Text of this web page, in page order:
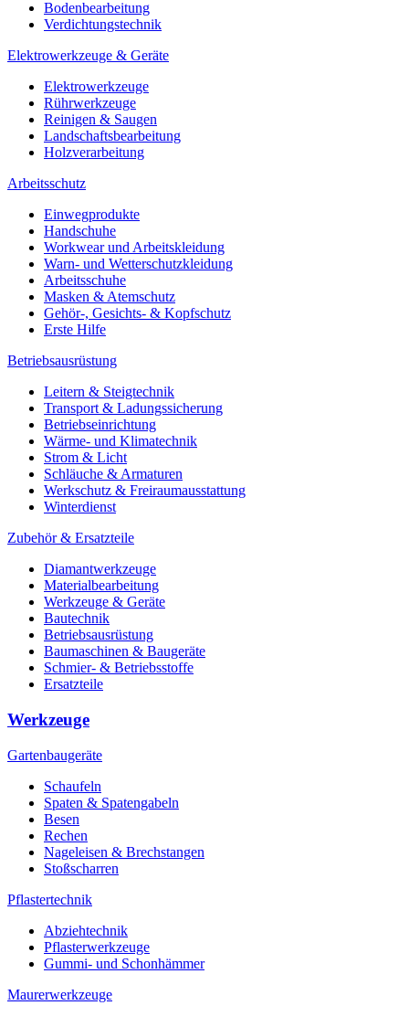
Bodenbearbeitung
Verdichtungstechnik
Elektrowerkzeuge & Geräte
Elektrowerkzeuge
Rührwerkzeuge
Reinigen & Saugen
Landschaftsbearbeitung
Holzverarbeitung
Arbeitsschutz
Einwegprodukte
Handschuhe
Workwear und Arbeitskleidung
Warn- und Wetterschutzkleidung
Arbeitsschuhe
Masken & Atemschutz
Gehör-, Gesichts- & Kopfschutz
Erste Hilfe
Betriebsausrüstung
Leitern & Steigtechnik
Transport & Ladungssicherung
Betriebseinrichtung
Wärme- und Klimatechnik
Strom & Licht
Schläuche & Armaturen
Werkschutz & Freiraumausstattung
Winterdienst
Zubehör & Ersatzteile
Diamantwerkzeuge
Materialbearbeitung
Werkzeuge & Geräte
Bautechnik
Betriebsausrüstung
Baumaschinen & Baugeräte
Schmier- & Betriebsstoffe
Ersatzteile
Werkzeuge
Gartenbaugeräte
Schaufeln
Spaten & Spatengabeln
Besen
Rechen
Nageleisen & Brechstangen
Stoßscharren
Pflastertechnik
Abziehtechnik
Pflasterwerkzeuge
Gummi- und Schonhämmer
Maurerwerkzeuge